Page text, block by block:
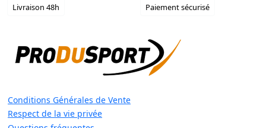
Livraison 48h Paiement sécurisé
Conditions Générales de Vente
Respect de la vie privée